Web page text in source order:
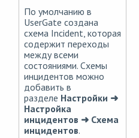
По умолчанию в
UserGate создана
схема Incident, которая
содержит переходы
между всеми
состояниями. Схемы
инцидентов можно
добавить в
разделе Настройки ➜
Настройка
инцидентов ➜ Схема
инцидентов.